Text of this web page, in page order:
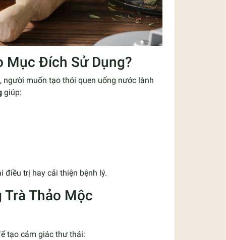
Mục Đích Sử Dụng?
muốn tạo thói quen uống nước lành
giúp:
điều trị hay cải thiện bệnh lý.
Thảo Mộc
tạo cảm giác thư thái: